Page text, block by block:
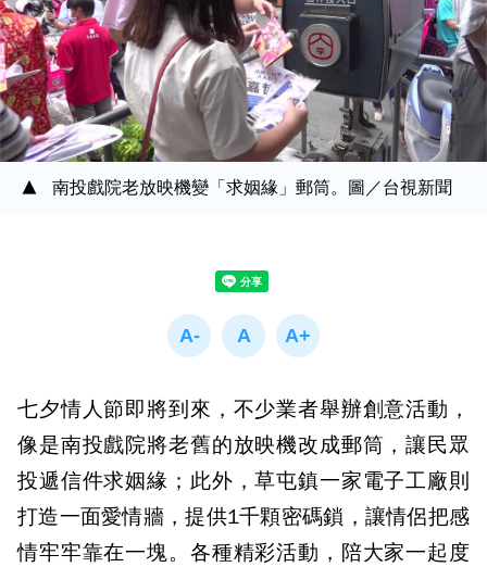
南投戲院老放映機變「求姻緣」郵筒。圖／台視新聞
七夕情人節即將到來，不少業者舉辦創意活動，
像是南投戲院將老舊的放映機改成郵筒，讓民眾
投遞信件求姻緣；此外，草屯鎮一家電子工廠則
打造一面愛情牆，提供1千顆密碼鎖，讓情侶把感
情牢牢靠在一塊。各種精彩活動，陪大家一起度